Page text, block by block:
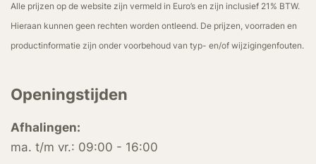
Alle prijzen op de website zijn vermeld in Euro’s en zijn inclusief 21% BTW.
Hieraan kunnen geen rechten worden ontleend. De prijzen, voorraden en
productinformatie zijn onder voorbehoud van typ- en/of wijzigingenfouten.
Openingstijden
Afhalingen:
ma. t/m vr.: 09:00 - 16:00